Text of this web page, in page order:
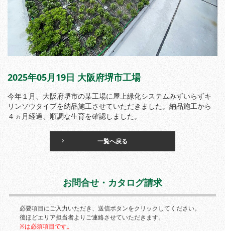
2025年05月19日 大阪府堺市工場
今年１月、大阪府堺市の某工場に屋上緑化システムみずいらずキ
リンソウタイプを納品施工させていただきました。納品施工から
４ヵ月経過、順調な生育を確認しました。
一覧へ戻る
お問合せ・カタログ請求
必要項目にご入力いただき、送信ボタンをクリックしてください。
後ほどエリア担当者よりご連絡させていただきます。
※は必須項目です。